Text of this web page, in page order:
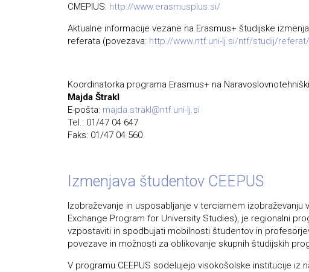
CMEPIUS: http://www.erasmusplus.si/
Aktualne informacije vezane na Erasmus+ študijske
referata (povezava: http://www.ntf.uni-lj.si/ntf/studij/
Koordinatorka programa Erasmus+ na
Majda Štrakl
E-pošta: majda.strakl@ntf.uni-lj.si
Tel.: 01/47 04 647
Faks: 01/47 04 560
Izmenjava študentov CEEPUS
Izobraževanje in usposabljanje v terciarnem izobraževanju
Exchange Program for University Studies), je regionalni
vzpostaviti in spodbujati mobilnosti študentov in
povezave in možnosti za oblikovanje skupnih študijskih
V programu CEEPUS sodelujejo visokošolske institucije iz